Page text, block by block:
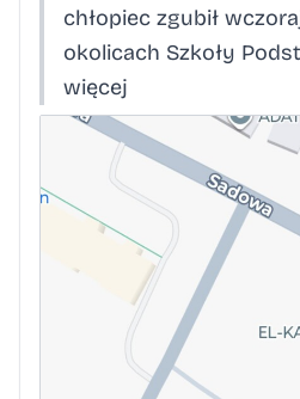
chłopiec zgubił
okolicach Szkoły
więcej